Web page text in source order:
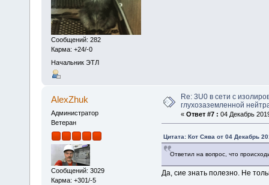
Сообщений: 282
Карма: +24/-0
Начальник ЭТЛ
AlexZhuk
Администратор
Ветеран
Сообщений: 3029
Карма: +301/-5
Re: 3U0 в сети с
глухозаземленной
« Ответ #7 : 04 Декабрь
Цитата: Кот Сява от 04 Декабрь
Ответил на вопрос, что
Да, сие знать полезно. Не